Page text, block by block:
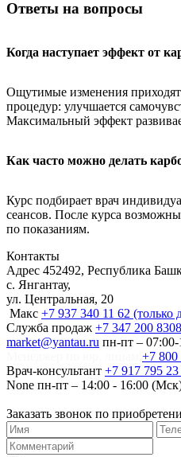
Ответы на вопросы
Когда наступает эффект от
Ощутимые изменения
процедур: улучшается
Максимальный эффект
Как часто можно делать
Курс подбирает врач
сеансов. После курса
по показаниям.
Контакты
Адрес 452492, Республика
с. Янгантау,
ул. Центральная, 20
Макс +7 937 340 11 62
Служба продаж +7 347 200 8308
market@yantau.ru пн-пт –
+7 800
Врач-консультант +7 917 795 23
None пн-пт – 14:00 - 16:00
Заказать звонок по